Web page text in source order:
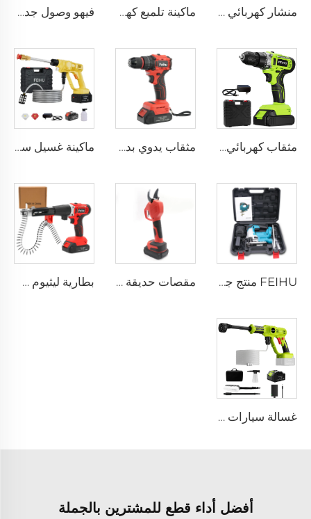
منشار كهربائي لاسلكي صناعي من فئة FEIHU 21 فولت، مجموعة يتضمن بطارية ليثيوم وشاحن واحد، منشار يدوي للقطع المعدني، مناسب لمشاريع النجارة ماكينة تلميع كهربائية بدون فرشاة قابلة لإعادة الشحن من نوع FEIHU، ماكينة قص مخصصة، أدوات كهربائية، ماكينة تقطيع زاوية محمولة فيهو وصول جديد مثقاب كهربائي لاسلكي للمشاريع اليدوية أدوات مثقاب ليثيوم بطارية صغيرة 12 فولت/ 21 فولت لاسلكي مثقاب 10 مم
مثقاب كهربائي لا سلكي احترافي 21 فولت مع بطارية ليثيوم لاستخدامه كمفك، ماكينة حفر صغيرة لمشاريع صنع بنفسك (DIY) مثقاب يدوي بدون سلك 21 فولت مثقاب بدون فرشاة مفكات كهربائية بدون سلك مع مقبض معدني 10 مم ماكينة غسيل سيارات لاسلكية محمولة ذات ضغط عالي، أوتوماتيكية ومعدات للغسيل الشاق، أداة للسيارة والحديقة بضغط 20 بار
FEIHU منتج جديد المناشير اليدوية لنجارة الخشب منشار دائري كهربائي لا سلكي مقصات حديقة كهربائية لا سلكية بقوة 21 فولت تعمل بالليثيوم، مقصات تقليم أشجار صناعية من الصلب بسماكة 30 مم بطارية ليثيوم صناعية عالية المحمولة الصغيرة مسدس المسامير اللاسلكي المحموم مبيعًا لبناء مشاريع البناء مسدس المسامير
غسالة سيارات ضغط عالي بدون سلك - بندقية ماء ضغط عالي لغسيل السيارات، ماكينة وتجهيزات غسيل السيارات الأوتوماتيكية
أفضل أداء قطع للمشترين بالجملة